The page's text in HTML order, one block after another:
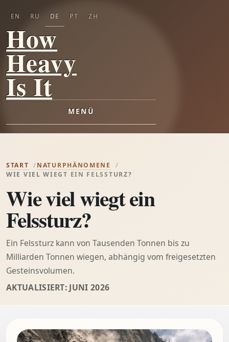
How
Heavy
Is It
MENÜ
EN RU DE PT ZH
START
NATURPHÄNOMENE
WIE VIEL WIEGT EIN FELSSTURZ?
Wie viel wiegt ein
Felssturz?
Ein Felssturz kann von Tausenden Tonnen bis zu
Milliarden Tonnen wiegen, abhängig vom freigesetzten
Gesteinsvolumen.
AKTUALISIERT: JUNI 2026